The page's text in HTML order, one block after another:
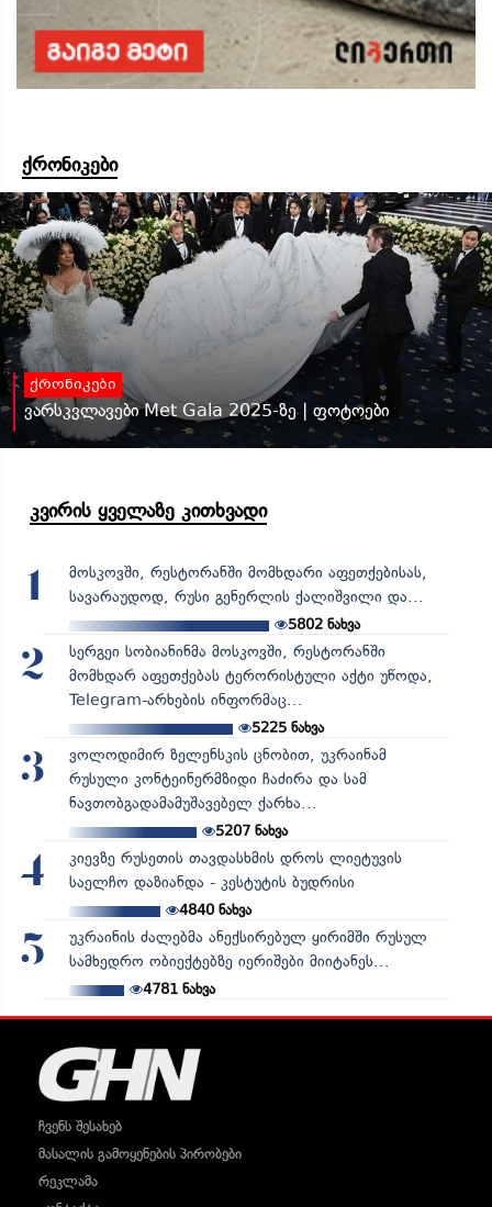
ქრონიკები
ქრონიკები
ვარსკვლავები Met Gala 2025-ზე | ფოტოები
კვირის ყველაზე კითხვადი
1
მოსკოვში, რესტორანში მომხდარი აფეთქებისას,
სავარაუდოდ, რუსი გენერლის ქალიშვილი და...
5802 ნახვა
2
სერგეი სობიანინმა მოსკოვში, რესტორანში
მომხდარ აფეთქებას ტერორისტული აქტი უწოდა,
Telegram-არხების ინფორმაც...
5225ნახვა
3
ვოლოდიმირ ზელენსკის ცნობით, უკრაინამ
რუსული კონტეინერმზიდი ჩაძირა და სამ
ნავთობგადამამუშავებელ ქარხა...
5207ნახვა
4
კიევზე რუსეთის თავდასხმის დროს ლიეტუვის
საელჩო დაზიანდა - კესტუტის ბუდრისი
4840ნახვა
5
უკრაინის ძალებმა ანექსირებულ ყირიმში რუსულ
სამხედრო ობიექტებზე იერიშები მიიტანეს...
4781ნახვა
ჩვენს შესახებ
მასალის გამოყენების პირობები
რეკლამა